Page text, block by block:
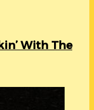
With The